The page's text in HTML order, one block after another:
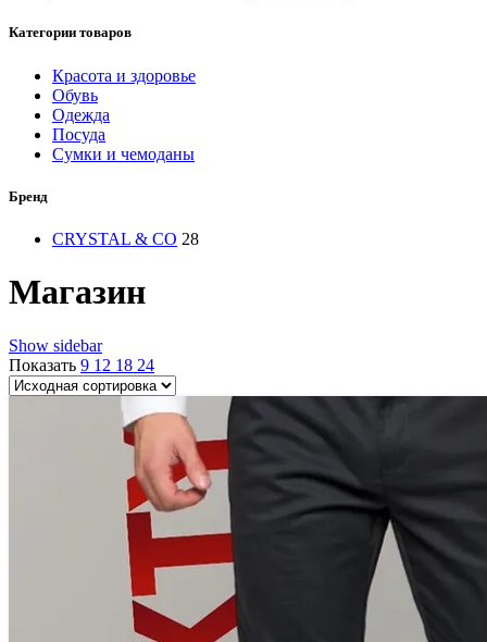
Категории товаров
Красота и здоровье
Обувь
Одежда
Посуда
Сумки и чемоданы
Бренд
CRYSTAL & CO 28
Магазин
Show sidebar
Показать 9 12 18 24